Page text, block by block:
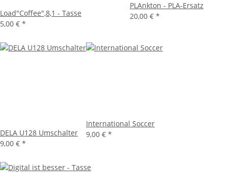
Load"Coffee",8,1 - Tasse
5,00 € *
PLAnkton - PLA-Ersatz
20,00 € *
DELA U128 Umschalter
9,00 € *
International Soccer
9,00 € *